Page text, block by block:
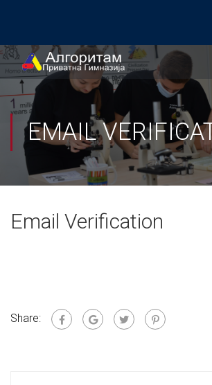
EMAIL
Email Verification
Share: